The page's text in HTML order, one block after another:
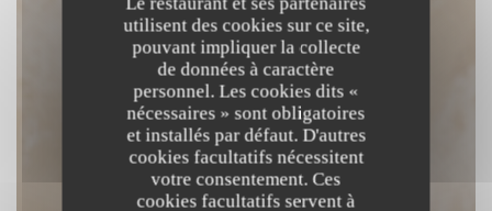
utilisent des cookies sur ce site,
pouvant impliquer la collecte
de données à caractère
personnel. Les cookies dits «
nécessaires » sont obligatoires
et installés par défaut. D'autres
cookies facultatifs nécessitent
votre consentement. Ces
cookies facultatifs servent à